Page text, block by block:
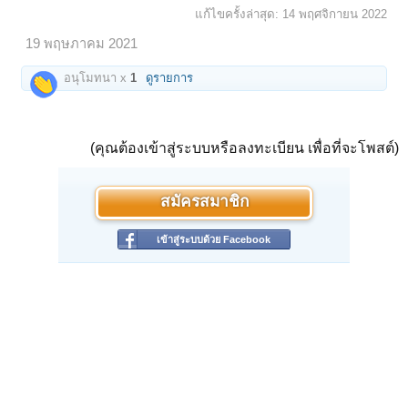
แก้ไขครั้งล่าสุด: 14 พฤศจิกายน 2022
19 พฤษภาคม 2021
อนุโมทนา x1 ดูรายการ
(คุณต้องเข้าสู่ระบบหรือลงทะเบียน เพื่อที่จะโพสต์)
สมัครสมาชิก
เข้าสู่ระบบด้วย Facebook